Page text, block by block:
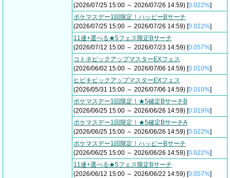
(2026/07/25 15:00 ～ 2026/07/26 14:59) [0.022%]
ポケマスデー1回限定！ハッピーBサーチ
(2026/07/25 15:00 ～ 2026/07/26 14:59) [0.022%]
11連+選べる★5フェス限定Bサーチ
(2026/07/12 15:00 ～ 2026/07/23 14:59) [0.057%]
コトネピックアップマスターEXフェス
(2026/06/02 15:00 ～ 2026/07/06 14:59) [0.010%]
ヒビキピックアップマスターEXフェス
(2026/05/31 15:00 ～ 2026/07/06 14:59) [0.010%]
ポケマスデー1回限定！★5確定BサーチB
(2026/06/25 15:00 ～ 2026/06/26 14:59) [0.019%]
ポケマスデー1回限定！★5確定BサーチA
(2026/06/25 15:00 ～ 2026/06/26 14:59) [0.022%]
ポケマスデー1回限定！ハッピーBサーチ
(2026/06/25 15:00 ～ 2026/06/26 14:59) [0.022%]
11連+選べる★5フェス限定Bサーチ
(2026/06/12 15:00 ～ 2026/06/22 14:59) [0.057%]